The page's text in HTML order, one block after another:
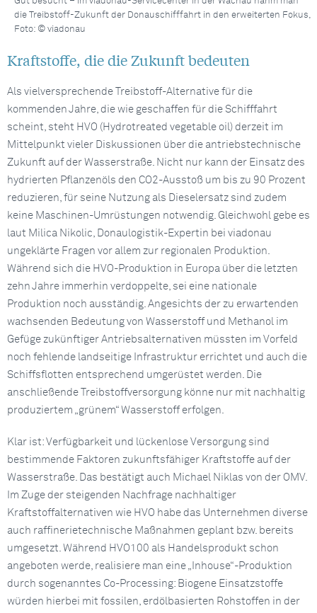
die Treibstoff-Zukunft der Donauschifffahrt in den erweiterten Fokus,
Foto: © viadonau
Kraftstoffe, die die Zukunft bedeuten
Als vielversprechende Treibstoff-Alternative für die
kommenden Jahre, die wie geschaffen für die Schifffahrt
scheint, steht HVO (Hydrotreated vegetable oil) derzeit im
Mittelpunkt vieler Diskussionen über die antriebstechnische
Zukunft auf der Wasserstraße. Nicht nur kann der Einsatz des
hydrierten Pflanzenöls den CO2-Ausstoß um bis zu 90 Prozent
reduzieren, für seine Nutzung als Dieselersatz sind zudem
keine Maschinen-Umrüstungen notwendig. Gleichwohl gebe es
laut Milica Nikolic, Donaulogistik-Expertin bei viadonau
ungeklärte Fragen vor allem zur regionalen Produktion.
Während sich die HVO-Produktion in Europa über die letzten
zehn Jahre immerhin verdoppelte, sei eine nationale
Produktion noch ausständig. Angesichts der zu erwartenden
wachsenden Bedeutung von Wasserstoff und Methanol im
Gefüge zukünftiger Antriebsalternativen müssten im Vorfeld
noch fehlende landseitige Infrastruktur errichtet und auch die
Schiffsflotten entsprechend umgerüstet werden. Die
anschließende Treibstoffversorgung könne nur mit nachhaltig
produziertem „grünem“ Wasserstoff erfolgen.
Klar ist: Verfügbarkeit und lückenlose Versorgung sind
bestimmende Faktoren zukunftsfähiger Kraftstoffe auf der
Wasserstraße. Das bestätigt auch Michael Niklas von der OMV.
Im Zuge der steigenden Nachfrage nachhaltiger
Kraftstoffalternativen wie HVO habe das Unternehmen diverse
auch raffinerietechnische Maßnahmen geplant bzw. bereits
umgesetzt. Während HVO100 als Handelsprodukt schon
angeboten werde, realisiere man eine „Inhouse“-Produktion
durch sogenanntes Co-Processing: Biogene Einsatzstoffe
würden hierbei mit fossilen, erdölbasierten Rohstoffen in der